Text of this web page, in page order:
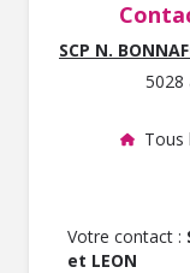
SCP N.
5028
Tous
Votre contact :
et LEON